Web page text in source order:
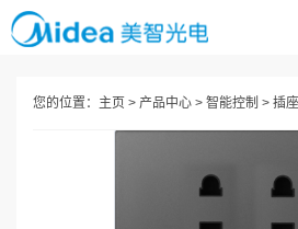
您的位置： 主页 > 产品中心 > 智能控制 > 插